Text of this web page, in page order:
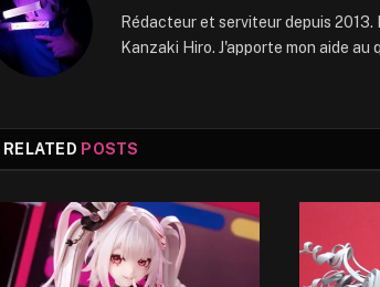
Rédacteur et serviteur depuis
Kanzaki Hiro. J'apporte mon aide
RELATED POSTS